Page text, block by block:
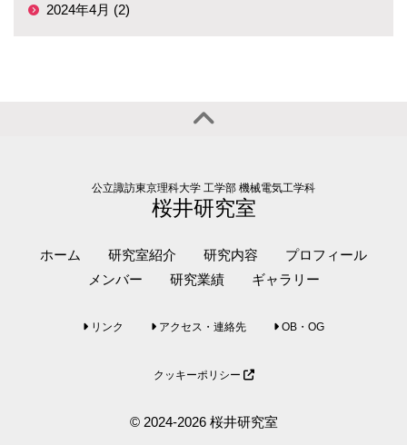
2024年4月 (2)
公立諏訪東京理科大学 工学部 機械電気工学科
桜井研究室
ホーム 研究室紹介 研究内容
プロフィール
メンバー
研究業績 ギャラリー
リンク アクセス・連絡先 OB・OG
クッキーポリシー
© 2024-2026 桜井研究室